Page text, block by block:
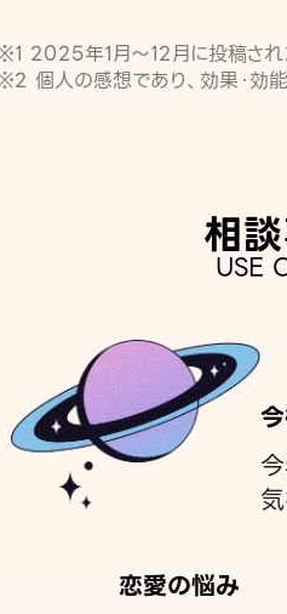
2025年1月〜12月に投稿され
個人の感想であり、効果・効
相
USE
恋愛の悩み